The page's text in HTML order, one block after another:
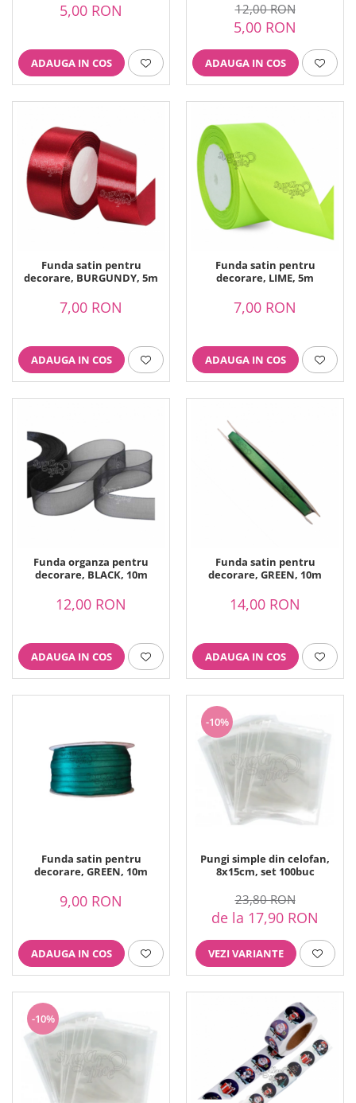
5,00 RON
ADAUGA IN COS
12,00 RON
5,00 RON
ADAUGA IN COS
Funda satin pentru
decorare, BURGUNDY, 5m
7,00 RON
ADAUGA IN COS
Funda satin pentru
decorare, LIME, 5m
7,00 RON
ADAUGA IN COS
Funda organza pentru
decorare, BLACK, 10m
12,00 RON
ADAUGA IN COS
Funda satin pentru
decorare, GREEN, 10m
14,00 RON
ADAUGA IN COS
Funda satin pentru
decorare, GREEN, 10m
9,00 RON
ADAUGA IN COS
-10%
Pungi simple din celofan,
8x15cm, set 100buc
23,80 RON
de la 17,90 RON
VEZI VARIANTE
-10%